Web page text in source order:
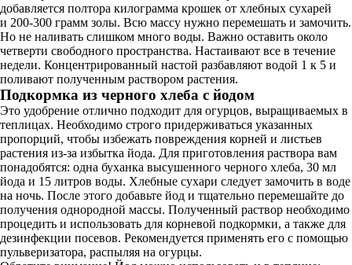
добавляется полтора килограмма крошек от хлебных сухарей
и 200-300 грамм золы. Всю массу нужно перемешать и замочить.
Но не наливать слишком много воды. Важно оставить около
четверти свободного пространства. Настаивают все в течение
недели. Концентрированный настой разбавляют водой 1 к 5 и
поливают полученным раствором растения.
Подкормка из черного хлеба с йодом
Это удобрение отлично подходит для огурцов, выращиваемых в
теплицах. Необходимо строго придерживаться указанных
пропорций, чтобы избежать повреждения корней и листьев
растения из-за избытка йода. Для приготовления раствора вам
понадобятся: одна буханка высушенного черного хлеба, 30 мл
йода и 15 литров воды. Хлебные сухари следует замочить в воде
на ночь. После этого добавьте йод и тщательно перемешайте до
получения однородной массы. Полученный раствор необходимо
процедить и использовать для корневой подкормки, а также для
дезинфекции посевов. Рекомендуется применять его с помощью
пульверизатора, распыляя на огурцы.